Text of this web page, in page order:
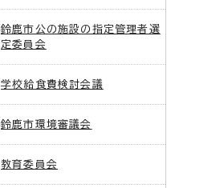
鈴鹿市公の施設の指定管理者選
定委員会
学校給食費検討会議
鈴鹿市環境審議会
教育委員会